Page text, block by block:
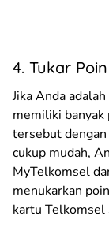
4. Tukar
Jika Anda
memiliki banyak
tersebut
cukup mudah,
MyTelkomsel
menukarkan
kartu Telkomsel